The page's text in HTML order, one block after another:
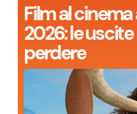
Film al
2026: le
perdere